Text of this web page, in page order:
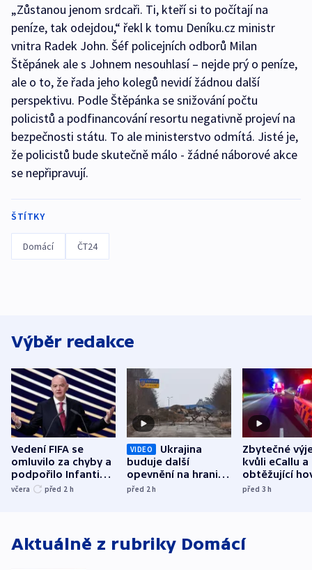
„Zůstanou jenom srdcaři. Ti, kteří si to počítají na
peníze, tak odejdou,“ řekl k tomu Deníku.cz ministr
vnitra Radek John. Šéf policejních odborů Milan
Štěpánek ale s Johnem nesouhlasí – nejde prý o peníze,
ale o to, že řada jeho kolegů nevidí žádnou další
perspektivu. Podle Štěpánka se snižování počtu
policistů a podfinancování resortu negativně projeví na
bezpečnosti státu. To ale ministerstvo odmítá. Jisté je,
že policistů bude skutečně málo - žádné náborové akce
se nepřipravují.
ŠTÍTKY
Domácí ČT24
Výběr redakce
Vedení FIFA se
omluvilo za chyby a
podpořilo Infantina.
UEFA trvá na
včera před 2 h
VIDEO
Ukrajina
buduje další
opevnění na hranici
s Běloruskem
před 2h
Zbytečné
kvůli eCallu a
obtěžující
zdržují
před 3h
Aktuálně z rubriky Domácí